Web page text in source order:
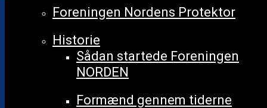
Foreningen Nordens Protektor
Historie
Sådan startede Foreningen
NORDEN
Formænd gennem tiderne